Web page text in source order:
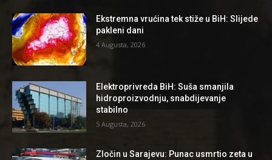
Ekstremna vrućina tek stiže u BiH: Slijede
pakleni dani
4 Augusta, 2026
Elektroprivreda BiH: Suša smanjila
hidroproizvodnju, snabdijevanje
stabilno
5 Augusta, 2026
Zločin u Sarajevu: Punac usmrtio zeta u